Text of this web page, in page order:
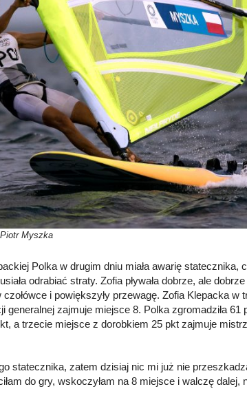
Piotr Myszka
Polka w drugim dniu miała awarię statecznika,
odrabiać straty. Zofia pływała dobrze, ale dobrze
i powiększyły przewagę. Zofia Klepacka w
generalnej zajmuje miejsce 8. Polka zgromadziła 61
a trzecie miejsce z dorobkiem 25 pkt zajmuje
zatem dzisiaj nic mi już nie
do gry, wskoczyłam na 8 miejsce i walczę dalej,